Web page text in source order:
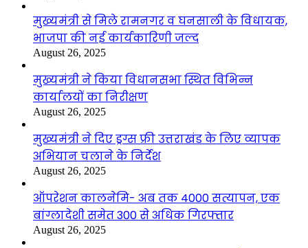
मुख्यमंत्री से मिले रामनगर व घनसाली के विधायक,
भाजपा की नई कार्यकारिणी जल्द
August 26, 2025
मुख्यमंत्री ने किया विधानसभा स्थित विभिन्न
कार्यालयों का निरीक्षण
August 26, 2025
मुख्यमंत्री ने दिए ड्रग्स फ्री उत्तराखंड के लिए व्यापक
अभियान चलाने के निर्देश
August 26, 2025
ऑपरेशन कालनेमि- अब तक 4000 सत्यापन, एक
बांग्लादेशी समेत 300 से अधिक गिरफ्तार
August 26, 2025